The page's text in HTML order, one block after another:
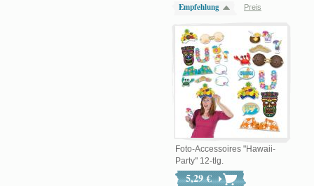
Empfehlung Preis
Foto-Accessoires "Hawaii-
Party" 12-tlg.
5,29 €